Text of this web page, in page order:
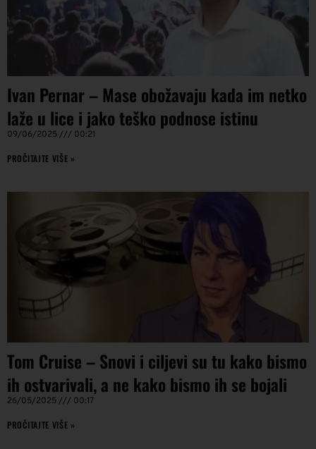
Ivan Pernar – Mase obožavaju kada im netko
laže u lice i jako teško podnose istinu
09/06/2025 00:21
PROČITAJTE VIŠE »
Tom Cruise – Snovi i ciljevi su tu kako bismo
ih ostvarivali, a ne kako bismo ih se bojali
26/05/2025 00:17
PROČITAJTE VIŠE »